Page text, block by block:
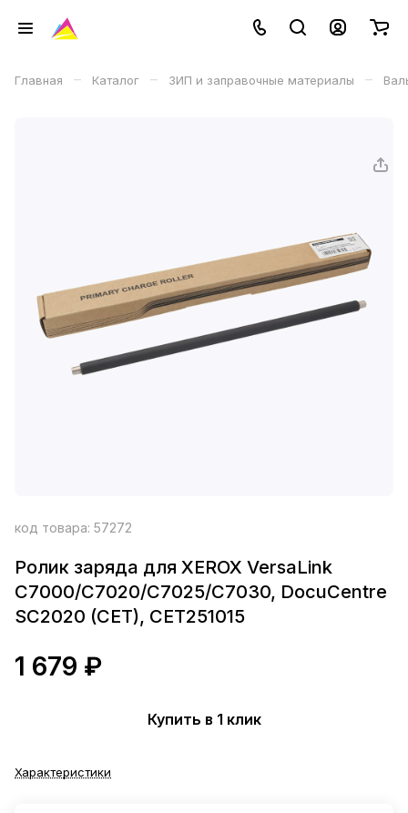
Главная – Каталог – ЗИП и заправочные материалы –
код товара: 57272
Ролик заряда для XEROX VersaLink
C7000/C7020/C7025/C7030, DocuCentre
SC2020 (CET), CET251015
1 679 ₽
Купить в 1 клик
Характеристики